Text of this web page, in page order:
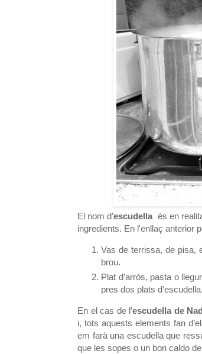
El nom d’escudella és en
ingredients. En l'enllaç anterior
Vas de terrissa, de pisa,
brou.
Plat d’arròs, pasta o
pres dos plats
En el cas de l’escudella de
i, tots aquests elements fan
em farà una escudella que
que les sopes o un bon caldo